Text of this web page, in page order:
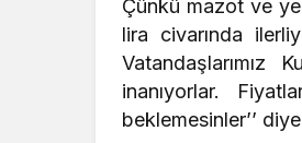
Çünkü mazot ve
lira civarında
Vatandaşlarımız
inanıyorlar.
beklemesinler’’